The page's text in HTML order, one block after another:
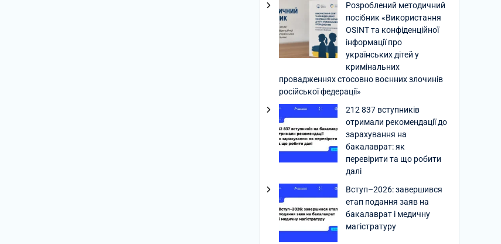
Розроблений методичний
посібник «Використання
OSINT та конфіденційної
інформації про
українських дітей у
кримінальних
провадженнях стосовно воєнних злочинів
російської федерації»
212 837 вступників
отримали рекомендації до
зарахування на
бакалаврат: як
перевірити та що робити
далі
Вступ–2026: завершився
етап подання заяв на
бакалаврат і медичну
магістратуру